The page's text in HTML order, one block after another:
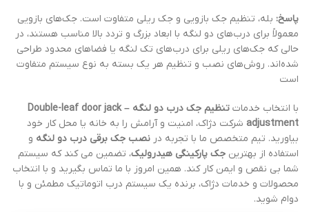
پاسخ: بله، تنظیم جک بازویی و جک ریلی متفاوت است. جک‌های بازویی
معمولاً برای درب‌های دو لنگه با ابعاد بزرگ و تردد بالا مناسب هستند، در
حالی که جک‌های ریلی برای درب‌های تک لنگه یا فضاهای محدود طراحی
شده‌اند. روش‌های نصب و تنظیم هر یک بسته به نوع سیستم متفاوت
است
با انتخاب خدمات
تنظیم جک درب دو لنگه – Double-leaf door jack
adjustment شرکت دژاک، امنیت و آرامش را به خانه یا محل کار خود
بیاورید. تیم متخصص ما با تجربه در نصب جک برقی درب دو لنگه و
استفاده از بهترین جک پارکینگی هیدرولیک، تضمین می کند که سیستم
شما بی نقص و ایمن کار کند. همین امروز با ما تماس بگیرید و با انتخاب
محصولات و خدمات دژاک، برنده یک سیستم درب اتوماتیک مطمئن و با
دوام شوید.